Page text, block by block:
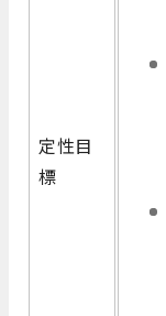
定性目
標